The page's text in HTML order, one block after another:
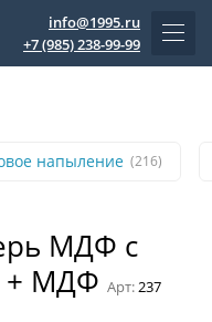
info@1995.ru
+7 (985) 238-99-99
напыление (216)
МДФ с
+ МДФ Арт:237